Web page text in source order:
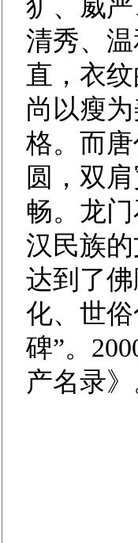
犷、威
清秀、
直，衣
尚以瘦
格。而
圆，双
畅。龙
汉民族
达到了
化、世
碑”。
产名录》